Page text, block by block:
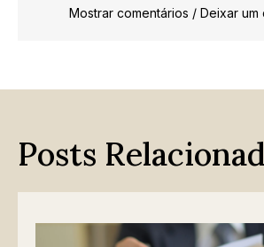
Mostrar comentários / Deixar um
Posts